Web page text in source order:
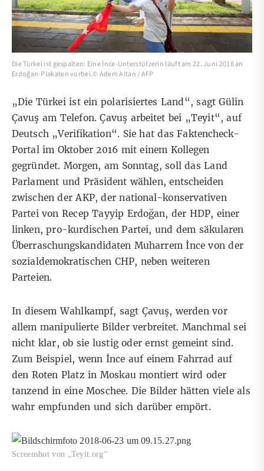
Die Türkei ist gespalten: Eine İnce-Unterstützerin läuft am 22. Juni 2018 an
Erdoğan-Plakaten vorbei.© Adem Altan / AFP
„Die Türkei ist ein polarisiertes Land“, sagt Gülin
Çavuş am Telefon. Çavuş arbeitet bei „Teyit“, auf
Deutsch „Verifikation“. Sie hat das Faktencheck-
Portal im Oktober 2016 mit einem Kollegen
gegründet. Morgen, am Sonntag, soll das Land
Parlament und Präsident wählen, entscheiden
zwischen der AKP, der national-konservativen
Partei von Recep Tayyip Erdoğan, der HDP, einer
linken, pro-kurdischen Partei, und dem säkularen
Überraschungskandidaten Muharrem İnce von der
sozialdemokratischen CHP, neben weiteren
Parteien.
In diesem Wahlkampf, sagt Çavuş, werden vor
allem manipulierte Bilder verbreitet. Manchmal sei
nicht klar, ob sie lustig oder ernst gemeint sind.
Zum Beispiel, wenn İnce auf einem Fahrrad auf
den Roten Platz in Moskau montiert wird oder
tanzend in eine Moschee. Die Bilder hätten viele als
wahr empfunden und sich darüber empört.
Screenshot von „Teyit.org“